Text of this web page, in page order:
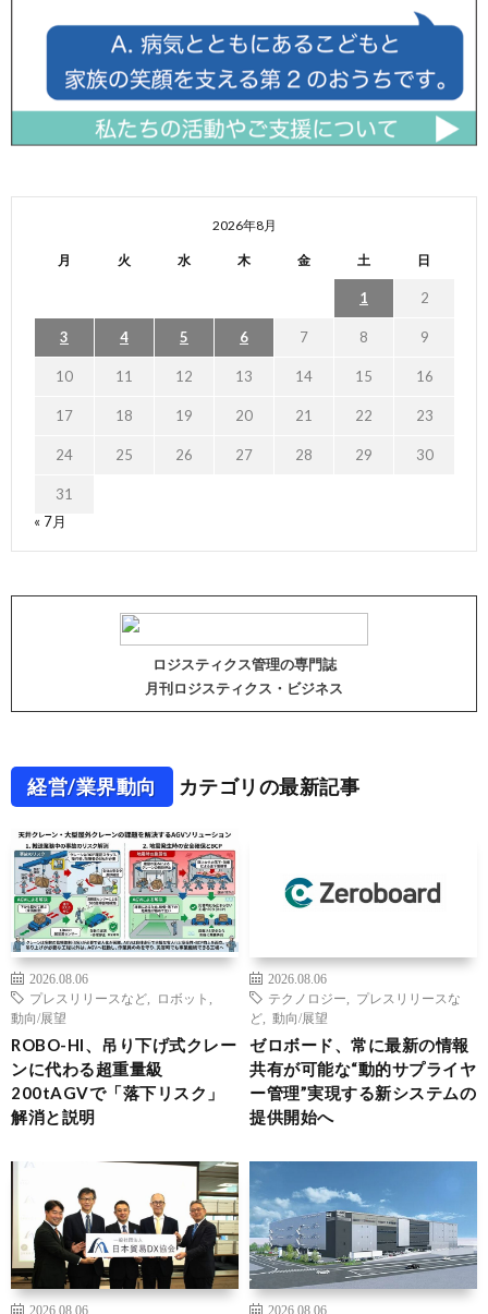
2026年8月
月 火 水 木 金 土 日
1 2
3 4 5 6 7 8 9
10 11 12 13 14 15 16
17 18 19 20 21 22 23
24 25 26 27 28 29 30
31
« 7月
ロジスティクス管理の専門誌
月刊ロジスティクス・ビジネス
経営/業界動向 カテゴリの最新記事
2026.08.06
プレスリリースなど
ロボット
動向/展望
ROBO-HI、吊り下げ式クレー
ンに代わる超重量級
200tAGVで「落下リスク」
解消と説明
2026.08.06
テクノロジー
プレスリリースな
ど
動向/展望
ゼロボード、常に最新の情報
共有が可能な“動的サプライヤ
ー管理”実現する新システムの
提供開始へ
2026.08.06
2026.08.06